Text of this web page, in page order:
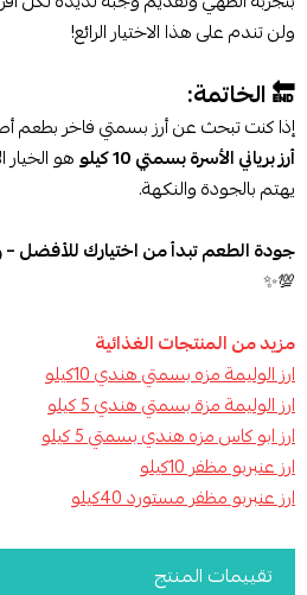
ولن تندم على هذا الاختيار الرائع!
🔚 الخاتمة:
إذا كنت تبحث عن أرز بسمتي فاخر بطعم
أرز برياني الأسرة بسمتي 10 كيلو
هو
يهتم بالجودة والنكهة.
جودة الطعم تبدأ من اختيارك للأفضل –
💯✨
مزيد من المنتجات الغذائية
ارز الوليمة مزه بسمتي هندي 10كيلو
ارز الوليمة مزة بسمتي هندي 5 كيلو
ارز ابو كاس مزه هندي بسمتي 5 كيلو
ارز عنبربو مظفر 10كيلو
ارز عنبربو مظفر مستورد 40كيلو
تقييمات المنتج